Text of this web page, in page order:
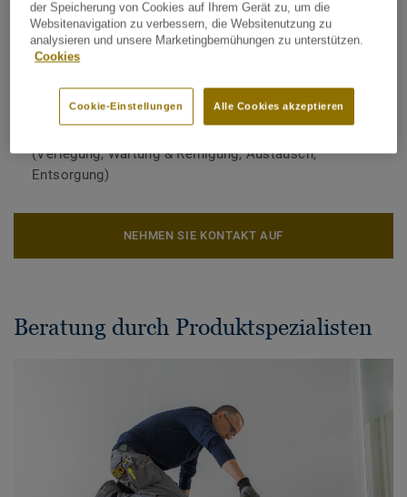
Produktsupport
Dokumentation
Schulungen & Seminare
(Verlegung, Wartung & Reinigung, Austausch,
Entsorgung)
NEHMEN SIE KONTAKT AUF
Beratung durch Produktspezialisten
der Speicherung von Cookies auf Ihrem Gerät zu, um die
Websitenavigation zu verbessern, die Websitenutzung zu
analysieren und unsere Marketingbemühungen zu unterstützen.
Cookies
Alle Cookies akzeptieren
Cookie-Einstellungen